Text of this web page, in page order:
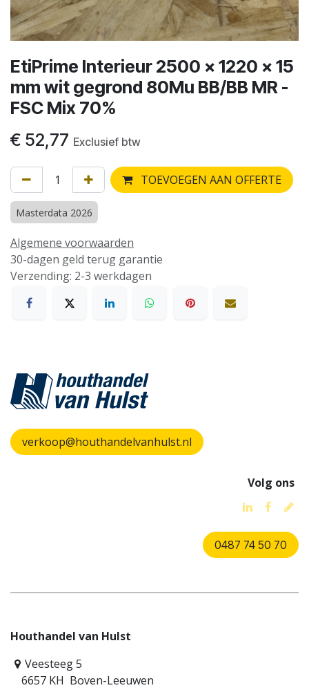
EtiPrime Interieur 2500 x 1220 x 15
mm wit gegrond 80Mu BB/BB MR -
FSC Mix 70%
€ 52,77 Exclusief btw
TOEVOEGEN AAN OFFERTE
Masterdata 2026
Algemene voorwaarden
30-dagen geld terug garantie
Verzending: 2-3 werkdagen
verkoop@houthandelvanhulst.nl
Volg ons
0487 74 50 70
Houthandel van Hulst
Veesteeg 5
6657 KH Boven-Leeuwen